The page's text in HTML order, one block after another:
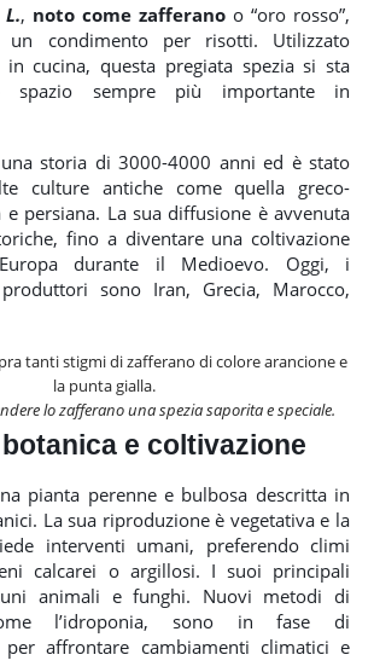
, noto come zafferano o “oro rosso”,
condimento per risotti. Utilizzato
in cucina, questa pregiata spezia si sta
spazio sempre più importante in
storia di 3000-4000 anni ed è stato
culture antiche come quella greco-
e persiana. La sua diffusione è avvenuta
fino a diventare una coltivazione
durante il Medioevo. Oggi, i
sono Iran, Grecia, Marocco,
lo zafferano una spezia saporita e speciale.
botanica e coltivazione
pianta perenne e bulbosa descritta in
La sua riproduzione è vegetativa e la
interventi umani, preferendo climi
calcarei o argillosi. I suoi principali
animali e funghi. Nuovi metodi di
l’idroponia, sono in fase di
per affrontare cambiamenti climatici e